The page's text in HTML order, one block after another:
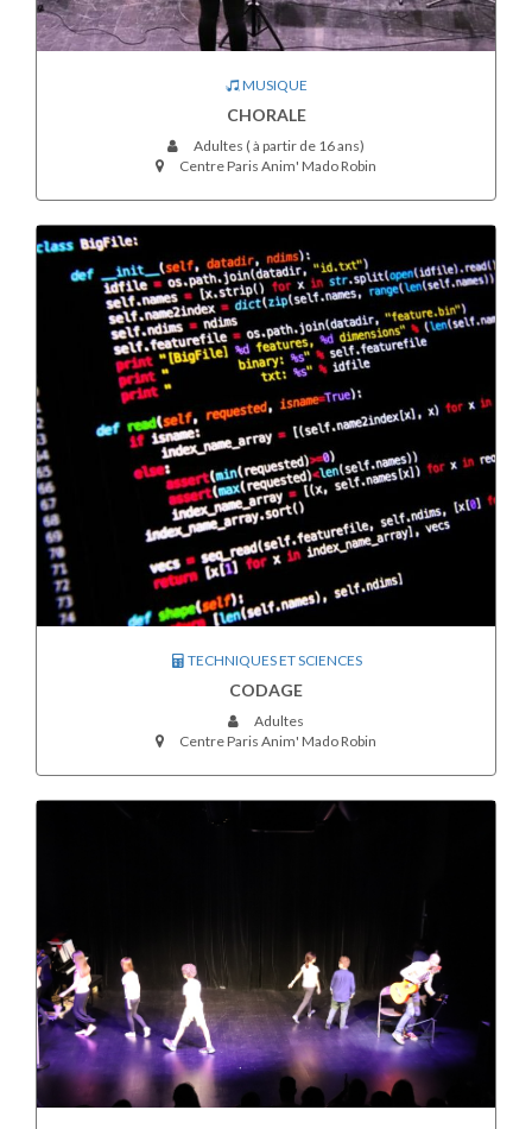
MUSIQUE
CHORALE
Adultes ( à partir de 16 ans)
Centre Paris Anim' Mado Robin
TECHNIQUES ET SCIENCES
CODAGE
Adultes
Centre Paris Anim' Mado Robin